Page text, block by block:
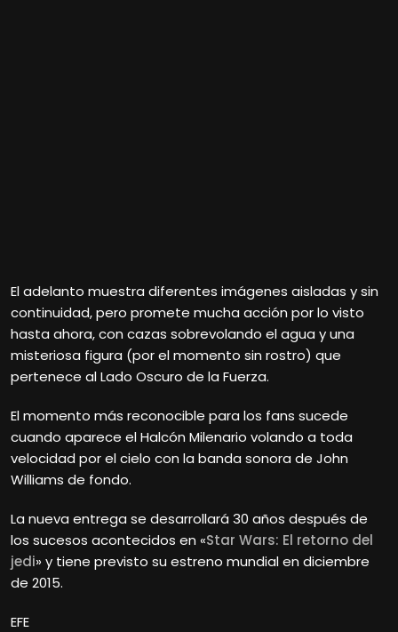
El adelanto muestra diferentes imágenes aisladas y sin
continuidad, pero promete mucha acción por lo visto
hasta ahora, con cazas sobrevolando el agua y una
misteriosa figura (por el momento sin rostro) que
pertenece al Lado Oscuro de la Fuerza.
El momento más reconocible para los fans sucede
cuando aparece el Halcón Milenario volando a toda
velocidad por el cielo con la banda sonora de John
Williams de fondo.
La nueva entrega se desarrollará 30 años después de
los sucesos acontecidos en «Star Wars: El retorno del
jedi» y tiene previsto su estreno mundial en diciembre
de 2015.
EFE